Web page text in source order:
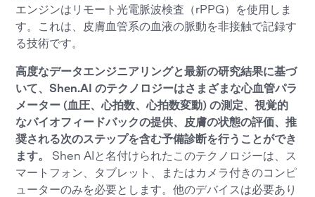
エンジンはリモート光電脈波検査（rPPG）を使用しま
す。これは、皮膚血管系の血液の脈動を非接触で記録す
る技術です。
高度なデータエンジニアリングと最新の研究結果に基づ
いて、Shen.AI のテクノロジーはさまざまな心血管パラ
メーター (血圧、心拍数、心拍数変動) の測定、視覚的
なバイオフィードバックの提供、皮膚の状態の評価、推
奨される次のステップを含む予備診断を行うことができ
ます。
Shen AIと名付けられたこのテクノロジーは、ス
マートフォン、タブレット、またはカメラ付きのコンピ
ューターのみを必要とします。他のデバイスは必要あり